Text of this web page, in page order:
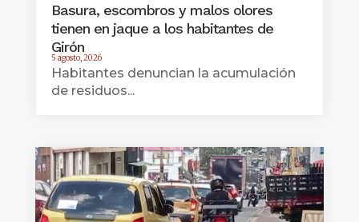
Basura, escombros y malos olores
tienen en jaque a los habitantes de
Girón
5 agosto, 2026
Habitantes denuncian la acumulación
de residuos...